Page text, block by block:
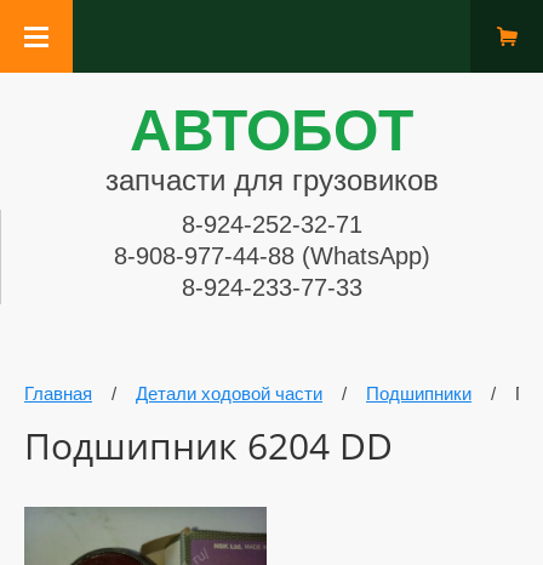
АВТОБОТ
запчасти для грузовиков
8-924-252-32-71
8-908-977-44-88 (WhatsApp)
8-924-233-77-33
Главная / Детали ходовой части / Подшипники /
Подшипник 6204 DD